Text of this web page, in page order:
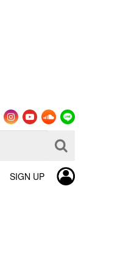
SIGN UP